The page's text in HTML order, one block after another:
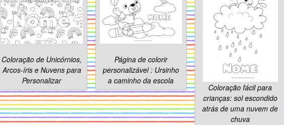
Coloração de Unicórnios,
Arcos-íris e Nuvens para
Personalizar
Página de colorir
personalizável : Ursinho
a caminho da escola
Coloração fácil para
crianças: sol escondido
atrás de uma nuvem de
chuva